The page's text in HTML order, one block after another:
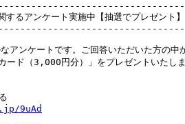
るアンケート実施中【抽選でプレゼント
アンケートです。ご回答いただいた方の中
ード（3,000円分）」をプレゼントいたし
9uAd